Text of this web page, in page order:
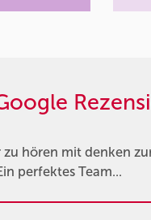
hören mit denken
perfektes Team...